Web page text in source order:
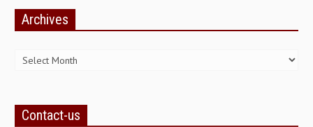
Archives
Contact-us